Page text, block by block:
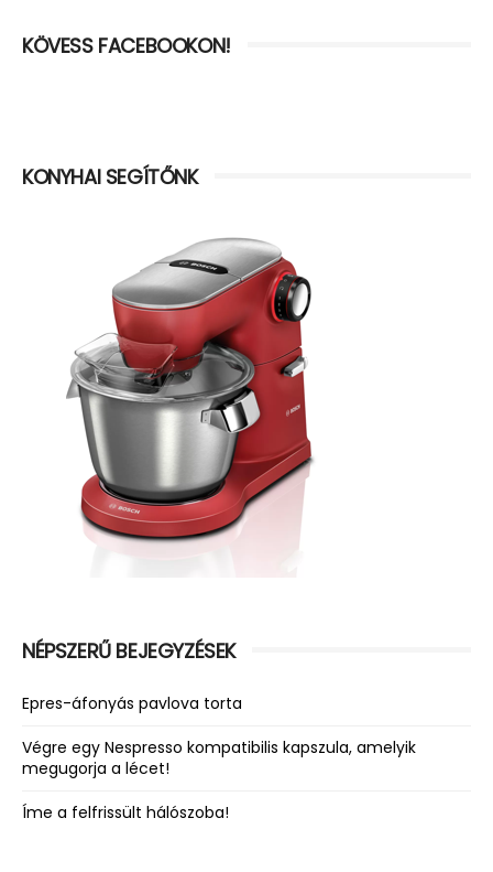
KÖVESS FACEBOOKON!
KONYHAI SEGÍTŐNK
NÉPSZERŰ BEJEGYZÉSEK
Epres-áfonyás pavlova torta
Végre egy Nespresso kompatibilis kapszula, amelyik
megugorja a lécet!
Íme a felfrissült hálószoba!